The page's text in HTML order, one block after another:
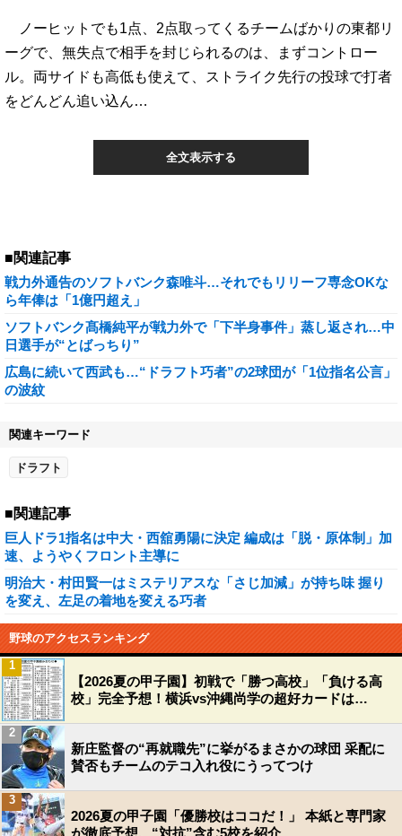
ノーヒットでも1点、2点取ってくるチームばかりの東都リ
ーグで、無失点で相手を封じられるのは、まずコントロー
ル。両サイドも高低も使えて、ストライク先行の投球で打者
をどんどん追い込ん…
全文表示する
■関連記事
戦力外通告のソフトバンク森唯斗…それでもリリーフ専念OKな
ら年俸は「1億円超え」
ソフトバンク髙橋純平が戦力外で「下半身事件」蒸し返され…中
日選手が“とばっちり”
広島に続いて西武も…“ドラフト巧者”の2球団が「1位指名公言」
の波紋
関連キーワード
ドラフト
■関連記事
巨人ドラ1指名は中大・西舘勇陽に決定 編成は「脱・原体制」加
速、ようやくフロント主導に
明治大・村田賢一はミステリアスな「さじ加減」が持ち味 握り
を変え、左足の着地を変える巧者
野球のアクセスランキング
【2026夏の甲子園】初戦で「勝つ高校」「負ける高
校」完全予想！横浜vs沖縄尚学の超好カードは…
1
新庄監督の“再就職先”に挙がるまさかの球団 采配に
賛否もチームのテコ入れ役にうってつけ
2
2026夏の甲子園「優勝校はココだ！」 本紙と専門家
が徹底予想、“対抗”含む5校を紹介
3